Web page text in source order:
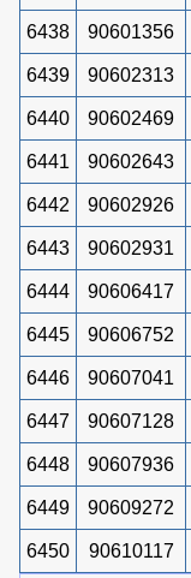
6438 90601356
6439 90602313
6440 90602469
6441 90602643
6442 90602926
6443 90602931
6444 90606417
6445 90606752
6446 90607041
6447 90607128
6448 90607936
6449 90609272
6450 90610117